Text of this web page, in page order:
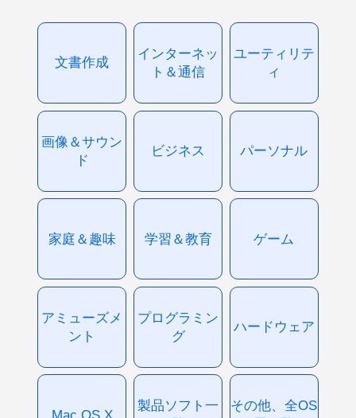
文書作成
インターネッ
ト＆通信
ユーティリテ
ィ
画像＆サウン
ド
ビジネス パーソナル
家庭＆趣味 学習＆教育 ゲーム
アミューズメ
ント
プログラミン
グ
ハードウェア
Mac OS X
製品ソフト一
その他、全OS